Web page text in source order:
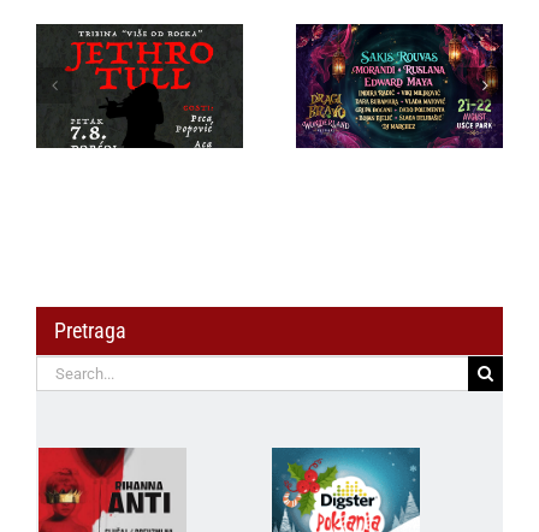
Sakis Rouvas prvi
put pred
beogradskom
publikom, grčka pop
ikona stiže na Dragi
ZEMUN FEST: JOŠ
SAMO SUTRA 50
ODSTO POPUSTA:
Obezbedite Early
Bird ulaznice po
Pretraga
Search
for: